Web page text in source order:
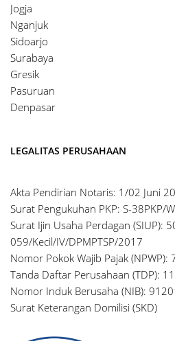
Jogja
Nganjuk
Sidoarjo
Surabaya
Gresik
Pasuruan
Denpasar
LEGALITAS PERUSAHAAN
Akta Pendirian Notaris: 1/02 Juni
Surat Pengukuhan PKP: S-38PKP/
Surat Ijin Usaha Perdagan (SIUP):
059/Kecil/IV/DPMPTSP/2017
Nomor Pokok Wajib Pajak
Tanda Daftar Perusahaan (TDP):
Nomor Induk Berusaha (NIB):
Surat Keterangan Domilisi (SKD)